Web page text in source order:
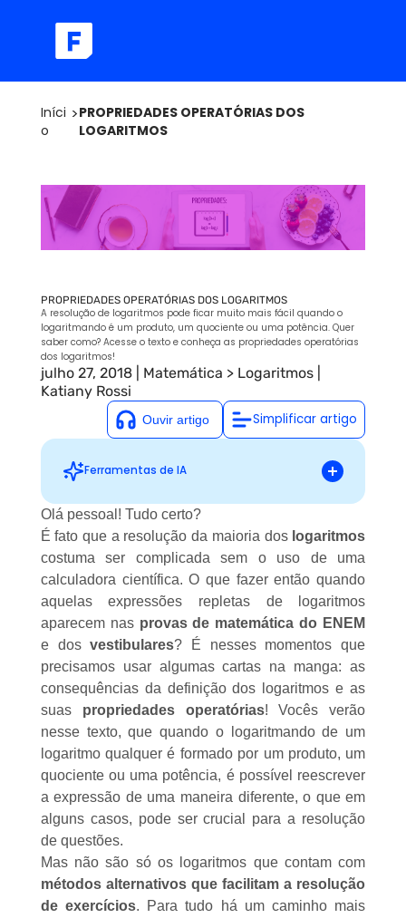
Iníci
o
>PROPRIEDADES OPERATÓRIAS DOS
LOGARITMOS
PROPRIEDADES OPERATÓRIAS DOS LOGARITMOS
A resolução de logaritmos pode ficar muito mais fácil quando o
logaritmando é um produto, um quociente ou uma potência. Quer
saber como? Acesse o texto e conheça as propriedades operatórias
dos logaritmos!
julho 27, 2018 Matemática > Logaritmos
Katiany Rossi
Simplificar artigo
Ferramentas de IA
Olá pessoal! Tudo certo?
É fato que a resolução da maioria dos logaritmos
costuma ser complicada sem o uso de uma
calculadora científica. O que fazer então quando
aquelas expressões repletas de logaritmos
aparecem nas provas de matemática do ENEM
e dosvestibulares? É nesses momentos que
precisamos usar algumas cartas na manga:as
consequências da definição dos logaritmos e as
suas propriedades operatórias! Vocês verão
nesse texto, que quando o logaritmando de um
logaritmo qualquer é formado por um produto, um
quociente ou uma potência, é possível reescrever
a expressão de uma maneira diferente, o que em
alguns casos, pode ser crucial para a resolução
de questões.
Mas não são só os logaritmos que contam com
métodos alternativos que facilitam a resolução
de exercícios. Para tudo há um caminho mais